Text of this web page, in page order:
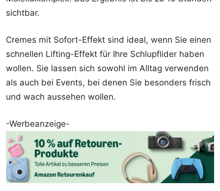
sichtbar.
Cremes mit Sofort-Effekt sind ideal, wenn Sie einen
schnellen Lifting-Effekt für Ihre Schlupflider haben
wollen. Sie lassen sich sowohl im Alltag verwenden
als auch bei Events, bei denen Sie besonders frisch
und wach aussehen wollen.
-Werbeanzeige-